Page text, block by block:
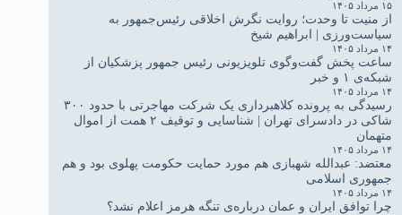
۱۵ مرداد ۱۴۰۵
از منیت تا وحدت؛ روایت نگرش اخلاقی رئیس‌جمهور به
سیاست‌ورزی | ابراهیم شیخ
۱۴ مرداد ۱۴۰۵
ساعت پخش گفت‌وگوی تلویزیونی رئیس جمهور پزشکیان از
شبکه‌ی ۱ و خبر
۱۴ مرداد ۱۴۰۵
رسیدگی به پرونده کلاهبرداری یک شرکت مهاجرتی با حدود ۳۰۰
شاکی در دادسرای تهران | شناسایی و توقیف ۲ همت از اموال
متهمان
۱۴ مرداد ۱۴۰۵
معتضد: عبدالله شهبازی هم مورد حمایت حکومت پهلوی بود و هم
جمهوری اسلامی
۱۴ مرداد ۱۴۰۵
چرا توافق ایران و عمان درباره‌ی تنگه هرمز اعلام نشد؟